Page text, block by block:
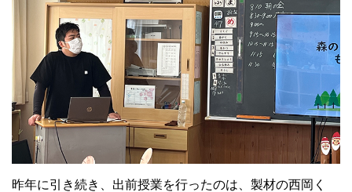
昨年に引き続き、出前授業を行ったのは、製材の西岡く